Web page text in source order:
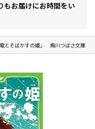
もお届けにお時間をい
竜とそばかすの姫」 角川つばさ文庫